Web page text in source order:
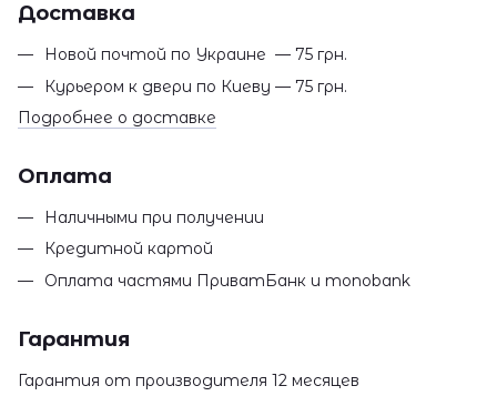
Доставка
Новой почтой по Украине — 75 грн.
Курьером к двери по Киеву — 75 грн.
Подробнее о доставке
Оплата
Наличными при получении
Кредитной картой
Оплата частями ПриватБанк и monobank
Гарантия
Гарантия от производителя 12 месяцев